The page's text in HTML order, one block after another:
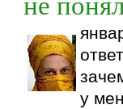
у